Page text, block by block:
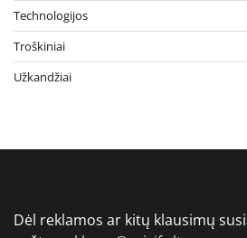
Technologijos
Troškiniai
Užkandžiai
Dėl reklamos ar kitų klausimų